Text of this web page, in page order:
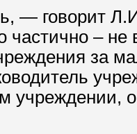
— говорит
частично –
за
учреждении,